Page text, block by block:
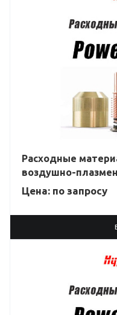
Расходные
воздушно-
Цена: по запросу